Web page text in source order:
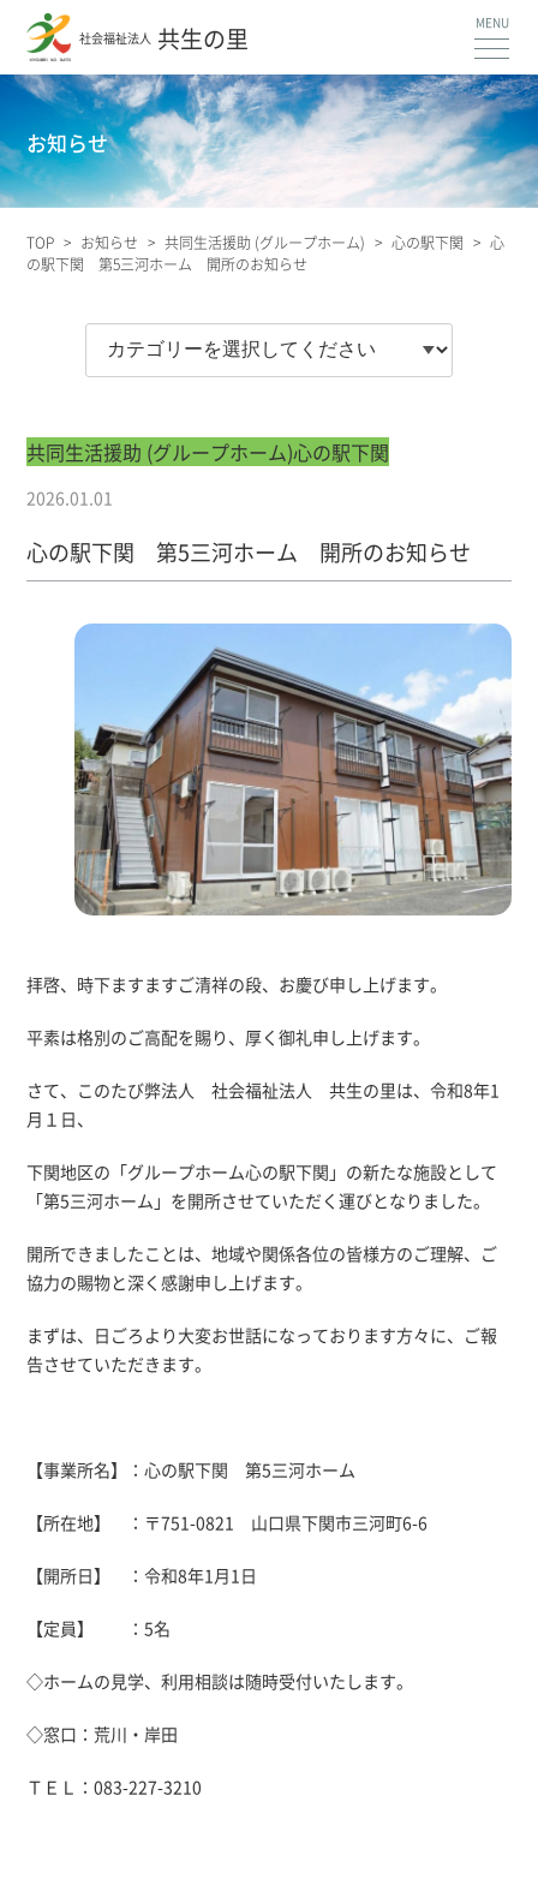
社会福祉法人 共生の里
お知らせ
TOP > お知らせ > 共同生活援助 (グループホーム) > 心の駅下関 > 心
の駅下関 第5三河ホーム 開所のお知らせ
共同生活援助 (グループホーム)心の駅下関
2026.01.01
心の駅下関 第5三河ホーム 開所のお知らせ
拝啓、時下ますますご清祥の段、お慶び申し上げます。
平素は格別のご高配を賜り、厚く御礼申し上げます。
さて、このたび弊法人 社会福祉法人 共生の里は、令和8年1
月１日、
下関地区の「グループホーム心の駅下関」の新たな施設として
「第5三河ホーム」を開所させていただく運びとなりました。
開所できましたことは、地域や関係各位の皆様方のご理解、ご
協力の賜物と深く感謝申し上げます。
まずは、日ごろより大変お世話になっております方々に、ご報
告させていただきます。
【事業所名】：心の駅下関 第5三河ホーム
【所在地】 ：〒751-0821 山口県下関市三河町6-6
【開所日】 ：令和8年1月1日
【定員】 ：5名
◇ホームの見学、利用相談は随時受付いたします。
◇窓口：荒川・岸田
ＴＥＬ：083-227-3210